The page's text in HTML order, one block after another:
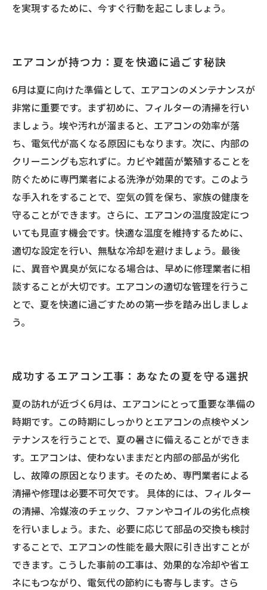
を実現するために、今すぐ行動を起こしましょう。
エアコンが持つ力：夏を快適に過ごす秘訣
6月は夏に向けた準備として、エアコンのメンテナンスが
非常に重要です。まず初めに、フィルターの清掃を行い
ましょう。埃や汚れが溜まると、エアコンの効率が落
ち、電気代が高くなる原因にもなります。次に、内部の
クリーニングも忘れずに。カビや雑菌が繁殖することを
防ぐために専門業者による洗浄が効果的です。このよう
な手入れをすることで、空気の質を保ち、家族の健康を
守ることができます。さらに、エアコンの温度設定につ
いても見直す機会です。快適な温度を維持するために、
適切な設定を行い、無駄な冷却を避けましょう。最後
に、異音や異臭が気になる場合は、早めに修理業者に相
談することが大切です。エアコンの適切な管理を行うこ
とで、夏を快適に過ごすための第一歩を踏み出しましょ
う。
成功するエアコン工事：あなたの夏を守る選択
夏の訪れが近づく6月は、エアコンにとって重要な準備の
時期です。この時期にしっかりとエアコンの点検やメン
テナンスを行うことで、夏の暑さに備えることができま
す。エアコンは、使わないままだと内部の部品が劣化
し、故障の原因となります。そのため、専門業者による
清掃や修理は必要不可欠です。 具体的には、フィルター
の清掃、冷媒液のチェック、ファンやコイルの劣化点検
を行いましょう。また、必要に応じて部品の交換も検討
することで、エアコンの性能を最大限に引き出すことが
できます。こうした事前の工事は、効果的な冷却や省エ
ネにもつながり、電気代の節約にも寄与します。さら